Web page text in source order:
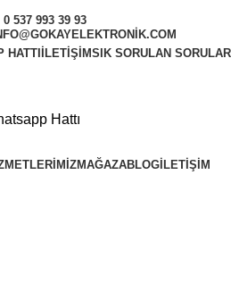
0 537 993 39 93
HATTI
İLETIŞIMSIK SORULAN SORULAR
Hattı
MAĞAZABLOG İLETIŞIM